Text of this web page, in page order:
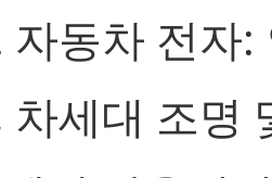
자동차 전자:
차세대 조명